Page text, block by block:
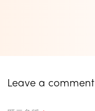
Leave a comment